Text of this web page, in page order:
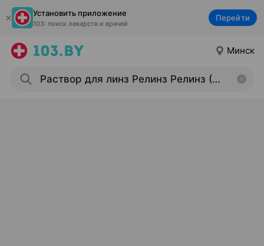
Установить приложение
103: поиск лекарств и врачей
Перейти
Минск